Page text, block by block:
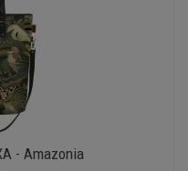
- Amazonia